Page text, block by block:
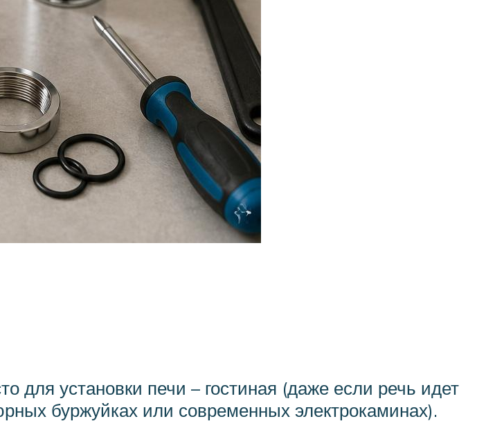
установки печи – гостиная (даже если речь идет
буржуйках или современных электрокаминах).